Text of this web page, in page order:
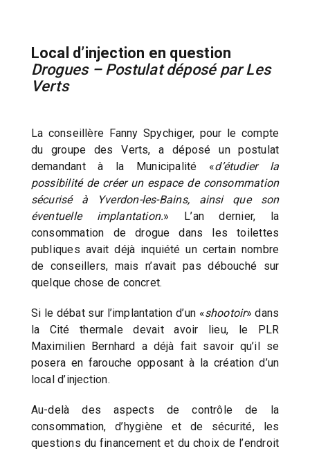
Local d’injection en question
Drogues – Postulat déposé par Les
Verts
La conseillère Fanny Spychiger, pour le compte
du groupe des Verts, a déposé un postulat
demandant à la Municipalité «d’étudier la
possibilité de créer un espace de consommation
sécurisé à Yverdon-les-Bains, ainsi que son
éventuelle implantation.» L’an dernier, la
consommation de drogue dans les toilettes
publiques avait déjà inquiété un certain nombre
de conseillers, mais n’avait pas débouché sur
quelque chose de concret.
Si le débat sur l’implantation d’un «shootoir» dans
la Cité thermale devait avoir lieu, le PLR
Maximilien Bernhard a déjà fait savoir qu’il se
posera en farouche opposant à la création d’un
local d’injection.
Au-delà des aspects de contrôle de la
consommation, d’hygiène et de sécurité, les
questions du financement et du choix de l’endroit